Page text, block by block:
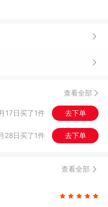
查看全部
03日买了1件
去下单
28日买了1件 去下单
25日买了1件 去下单
查看全部